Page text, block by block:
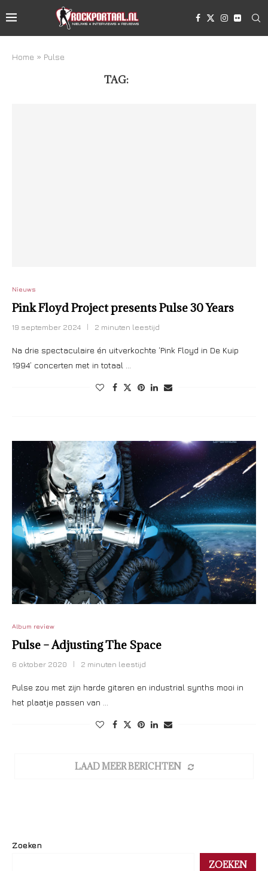
Home » Pulse
TAG:
Nieuws
Pink Floyd Project presents Pulse 30 Years
19 september 2024 2 minuten leestijd
Na drie spectaculaire én uitverkochte ‘Pink Floyd in De Kuip
1994’ concerten met in totaal …
Album review
Pulse – Adjusting The Space
6 oktober 2020 2 minuten leestijd
Pulse zou met zijn harde gitaren en industrial synths mooi in
het plaatje passen van …
LAAD MEER BERICHTEN
Zoeken
ZOEKEN